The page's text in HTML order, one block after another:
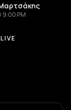
9:00 PM